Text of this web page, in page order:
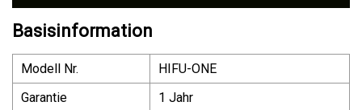
Basisinformation
Modell Nr.
HIFU-ONE
Garantie
1 Jahr